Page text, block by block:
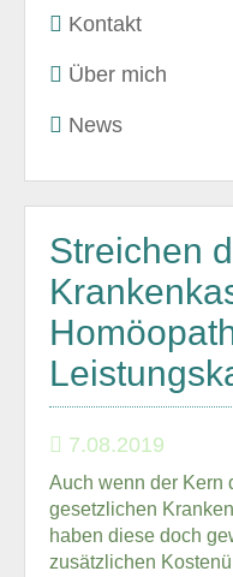
Kontakt
Über mich
News
Streichen
7.08.2019
Auch wenn der Kern
gesetzlichen
haben diese doch
zusätzlichen